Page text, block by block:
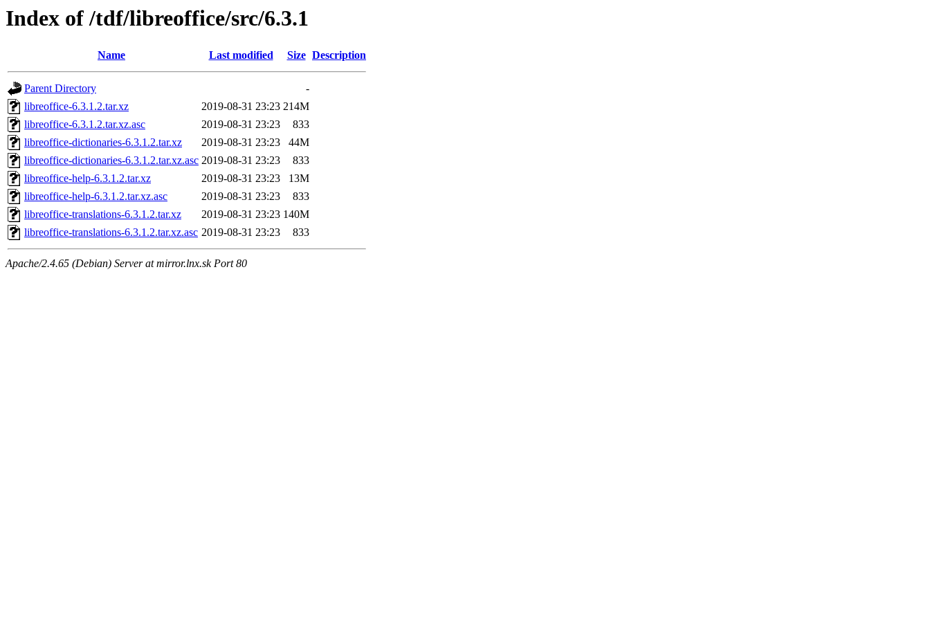
Index of /tdf/libreoffice/src/6.3.1
Name Last modified Size Description
Parent Directory
-
libreoffice-6.3.1.2.tar.xz
2019-08-31 23:23 214M
libreoffice-6.3.1.2.tar.xz.asc
2019-08-31 23:23
833
libreoffice-dictionaries-6.3.1.2.tar.xz
2019-08-31 23:23
44M
libreoffice-dictionaries-6.3.1.2.tar.xz.asc 2019-08-31 23:23
833
libreoffice-help-6.3.1.2.tar.xz
2019-08-31 23:23
13M
libreoffice-help-6.3.1.2.tar.xz.asc
2019-08-31 23:23
833
libreoffice-translations-6.3.1.2.tar.xz
2019-08-31 23:23 140M
libreoffice-translations-6.3.1.2.tar.xz.asc 2019-08-31 23:23 833
Apache/2.4.65 (Debian) Server at mirror.lnx.sk Port 80